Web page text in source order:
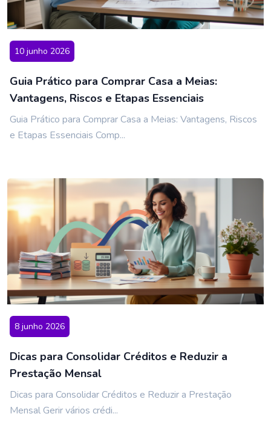
10 junho 2026
Guia Prático para Comprar Casa a Meias:
Vantagens, Riscos e Etapas Essenciais
Guia Prático para Comprar Casa a Meias: Vantagens, Riscos
e Etapas Essenciais Comp...
8 junho 2026
Dicas para Consolidar Créditos e Reduzir a
Prestação Mensal
Dicas para Consolidar Créditos e Reduzir a Prestação
Mensal Gerir vários crédi...